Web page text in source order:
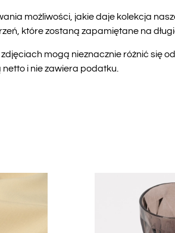
możliwości, jakie daje kolekcja
które zostaną zapamiętane na
mogą nieznacznie różnić się
i nie zawiera podatku.